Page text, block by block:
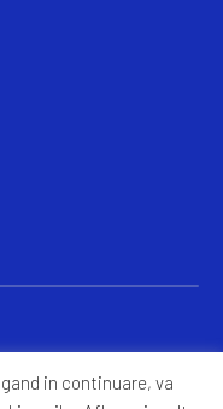
in continuare, va